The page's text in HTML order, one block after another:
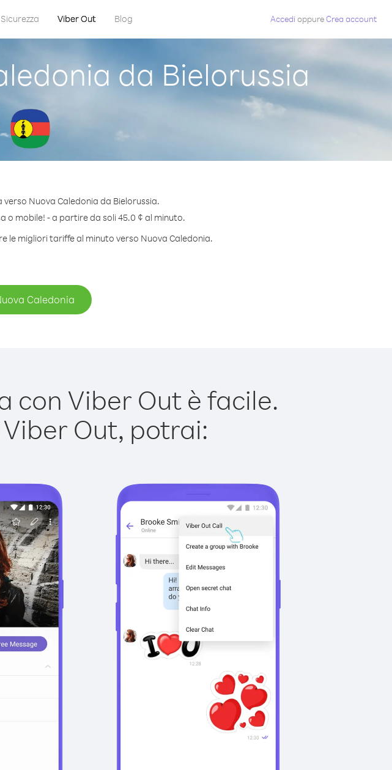
Sicurezza Viber Out Blog Accedi oppureCrea account
da Bielorussia
Nuova Caledonia da Bielorussia.
o mobile! - a partire da soli 45.0 ¢ al minuto.
migliori tariffe al minuto verso Nuova Caledonia.
Caledonia
con Viber Out è facile.
Out, potrai: